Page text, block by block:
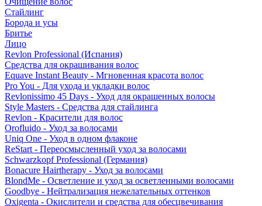
Стайлинг
Борода и усы
Бритье
Лицо
Revlon Professional (Испания)
Средства для окрашивания волос
Equave Instant Beauty - Мгновенная красота волос
Pro You - Для ухода и укладки волос
Revlonissimo 45 Days - Уход для окрашенных волосы
Style Masters - Средства для стайлинга
Revlon - Красители для волос
Orofluido - Уход за волосами
Uniq One - Уход в одном флаконе
ReStart - Переосмысленный уход за волосами
Schwarzkopf Professional (Германия)
Bonacure Hairtherapy - Уход за волосами
BlondMe - Осветление и уход за осветленными волосами
Goodbye - Нейтрализация нежелательных оттенков
Oxigenta - Окислители и средства для обесцвечивания